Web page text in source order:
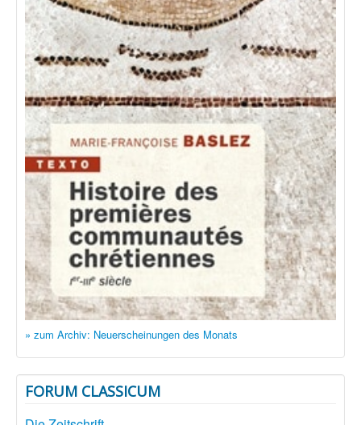
» zum Archiv: Neuerscheinungen des Monats
FORUM CLASSICUM